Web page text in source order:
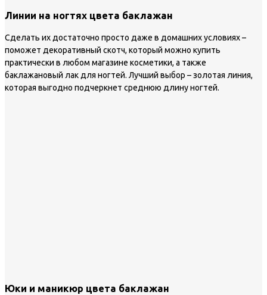
Линии на ногтях цвета баклажан
Сделать их достаточно просто даже в домашних условиях –
поможет декоративный скотч, который можно купить
практически в любом магазине косметики, а также
баклажановый лак для ногтей. Лучший выбор – золотая линия,
которая выгодно подчеркнет среднюю длину ногтей.
Юки и маникюр цвета баклажан